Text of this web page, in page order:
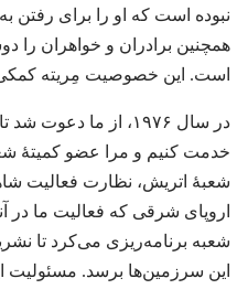
نبوده است که او را برای
همچنین برادران و خواهران را
است.‏ این خصوصیت مِریته
در سال ۱۹۷۶،‏ از ما
خدمت کنیم و مرا عضو کمیتهٔ
شعبهٔ اتریش،‏ نظارت فعالیت
اروپای شرقی که فعالیت ما در
شعبه برنامه‌ریزی می‌کرد تا
این سرزمین‌ها برسد.‏ مسئولیت